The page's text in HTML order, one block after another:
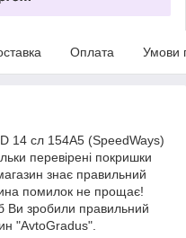
Оплата Умови
14 сл 154A5 (SpeedWays)
перевірені покришки
знає правильний
помилок не прощає!
Ви зробили правильний
"AvtoGradus".